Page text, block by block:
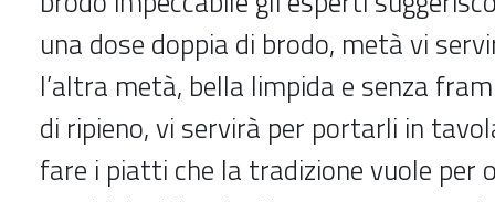
una dose doppia di brodo, metà vi
l’altra metà, bella limpida e senza
di ripieno, vi servirà per portarli in
fare i piatti che la tradizione vuole per